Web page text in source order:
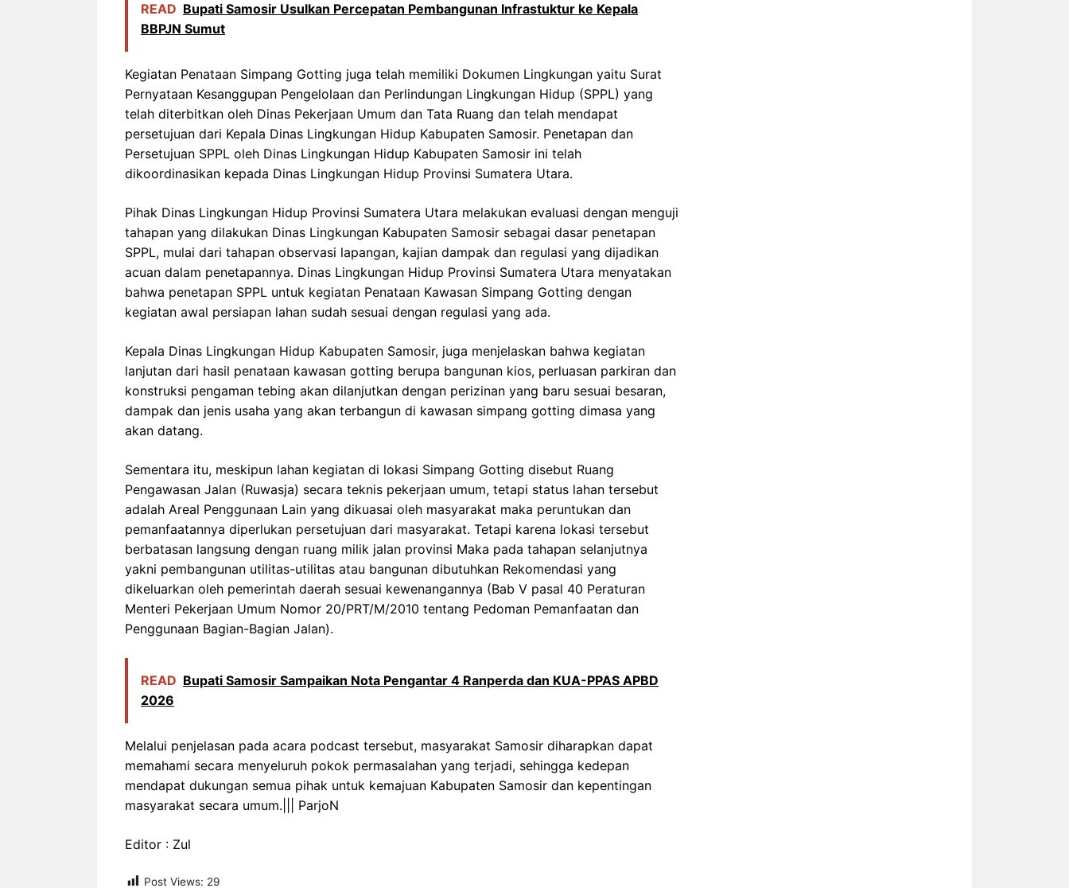
READ Bupati Samosir Usulkan Percepatan Pembangunan Infrastuktur ke Kepala
BBPJN Sumut
Kegiatan Penataan Simpang Gotting juga telah memiliki Dokumen Lingkungan yaitu Surat
Pernyataan Kesanggupan Pengelolaan dan Perlindungan Lingkungan Hidup (SPPL) yang
telah diterbitkan oleh Dinas Pekerjaan Umum dan Tata Ruang dan telah mendapat
persetujuan dari Kepala Dinas Lingkungan Hidup Kabupaten Samosir. Penetapan dan
Persetujuan SPPL oleh Dinas Lingkungan Hidup Kabupaten Samosir ini telah
dikoordinasikan kepada Dinas Lingkungan Hidup Provinsi Sumatera Utara.
Pihak Dinas Lingkungan Hidup Provinsi Sumatera Utara melakukan evaluasi dengan menguji
tahapan yang dilakukan Dinas Lingkungan Kabupaten Samosir sebagai dasar penetapan
SPPL, mulai dari tahapan observasi lapangan, kajian dampak dan regulasi yang dijadikan
acuan dalam penetapannya. Dinas Lingkungan Hidup Provinsi Sumatera Utara menyatakan
bahwa penetapan SPPL untuk kegiatan Penataan Kawasan Simpang Gotting dengan
kegiatan awal persiapan lahan sudah sesuai dengan regulasi yang ada.
Kepala Dinas Lingkungan Hidup Kabupaten Samosir, juga menjelaskan bahwa kegiatan
lanjutan dari hasil penataan kawasan gotting berupa bangunan kios, perluasan parkiran dan
konstruksi pengaman tebing akan dilanjutkan dengan perizinan yang baru sesuai besaran,
dampak dan jenis usaha yang akan terbangun di kawasan simpang gotting dimasa yang
akan datang.
Sementara itu, meskipun lahan kegiatan di lokasi Simpang Gotting disebut Ruang
Pengawasan Jalan (Ruwasja) secara teknis pekerjaan umum, tetapi status lahan tersebut
adalah Areal Penggunaan Lain yang dikuasai oleh masyarakat maka peruntukan dan
pemanfaatannya diperlukan persetujuan dari masyarakat. Tetapi karena lokasi tersebut
berbatasan langsung dengan ruang milik jalan provinsi Maka pada tahapan selanjutnya
yakni pembangunan utilitas-utilitas atau bangunan dibutuhkan Rekomendasi yang
dikeluarkan oleh pemerintah daerah sesuai kewenangannya (Bab V pasal 40 Peraturan
Menteri Pekerjaan Umum Nomor 20/PRT/M/2010 tentang Pedoman Pemanfaatan dan
Penggunaan Bagian-Bagian Jalan).
READ Bupati Samosir Sampaikan Nota Pengantar 4 Ranperda dan KUA-PPAS APBD
2026
Melalui penjelasan pada acara podcast tersebut, masyarakat Samosir diharapkan dapat
memahami secara menyeluruh pokok permasalahan yang terjadi, sehingga kedepan
mendapat dukungan semua pihak untuk kemajuan Kabupaten Samosir dan kepentingan
masyarakat secara umum.||| ParjoN
Editor : Zul
Post Views: 29